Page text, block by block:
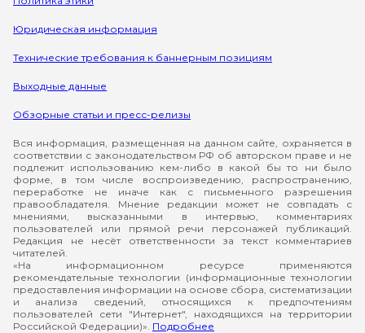
Юридическая информация
Технические требования к баннерным позициям
Выходные данные
Обзорные статьи и пресс-релизы
Вся информация, размещенная на данном сайте, охраняется в
соответствии с законодательством РФ об авторском праве и не
подлежит использованию кем-либо в какой бы то ни было
форме, в том числе воспроизведению, распространению,
переработке не иначе как с письменного разрешения
правообладателя. Мнение редакции может не совпадать с
мнениями, высказанными в интервью, комментариях
пользователей или прямой речи персонажей публикаций.
Редакция не несёт ответственности за текст комментариев
читателей.
«На информационном ресурсе применяются
рекомендательные технологии (информационные технологии
предоставления информации на основе сбора, систематизации
и анализа сведений, относящихся к предпочтениям
пользователей сети "Интернет", находящихся на территории
Российской Федерации)». Подробнее